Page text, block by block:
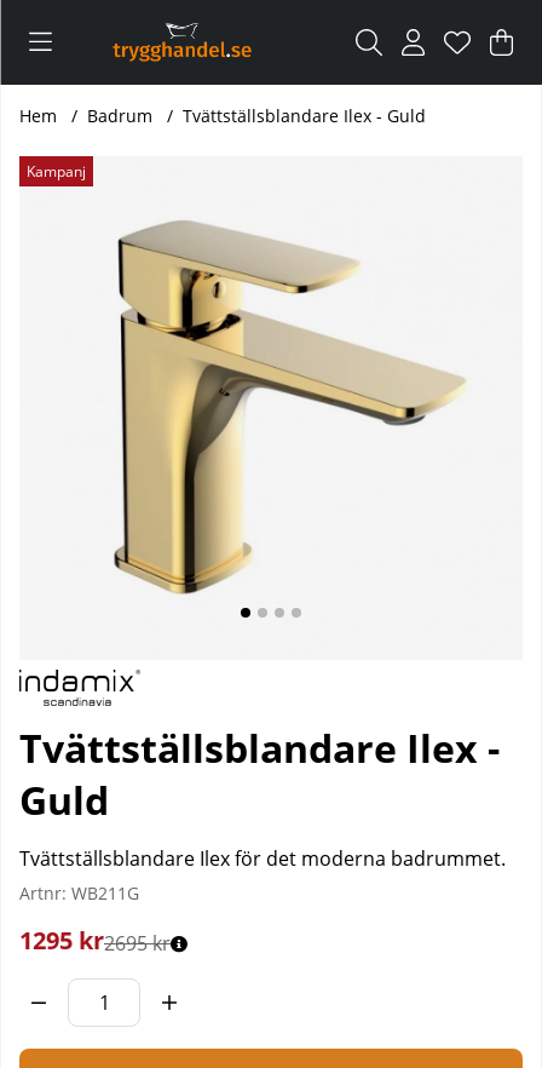
.
Hem Badrum Tvättställsblandare Ilex - Guld
Kampanj
Produktbilder Tvättställsblandare Ilex - Guld
Tvättställsblandare Ilex -
Guld
Tvättställsblandare Ilex för det moderna badrummet.
Artnr: WB211G
1295 kr2695 kr